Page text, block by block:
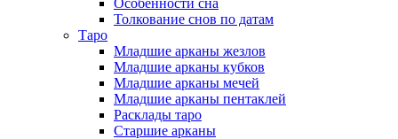
Особенности сна
Толкование снов по датам
Таро
Младшие арканы жезлов
Младшие арканы кубков
Младшие арканы мечей
Младшие арканы пентаклей
Расклады таро
Старшие арканы